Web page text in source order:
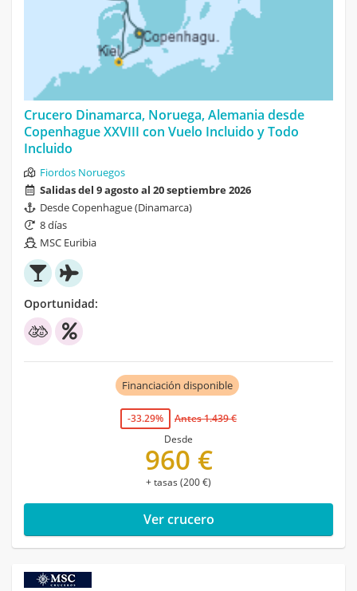
Crucero Dinamarca, Noruega, Alemania desde
Copenhague XXVIII con Vuelo Incluido y Todo
Incluido
Fiordos Noruegos
Salidas del 9 agosto al 20 septiembre 2026
Desde Copenhague (Dinamarca)
8 días
MSC Euribia
Oportunidad:
Financiación disponible
-33.29%
Antes 1.439 €
Desde
960 €
+ tasas (200 €)
Ver crucero